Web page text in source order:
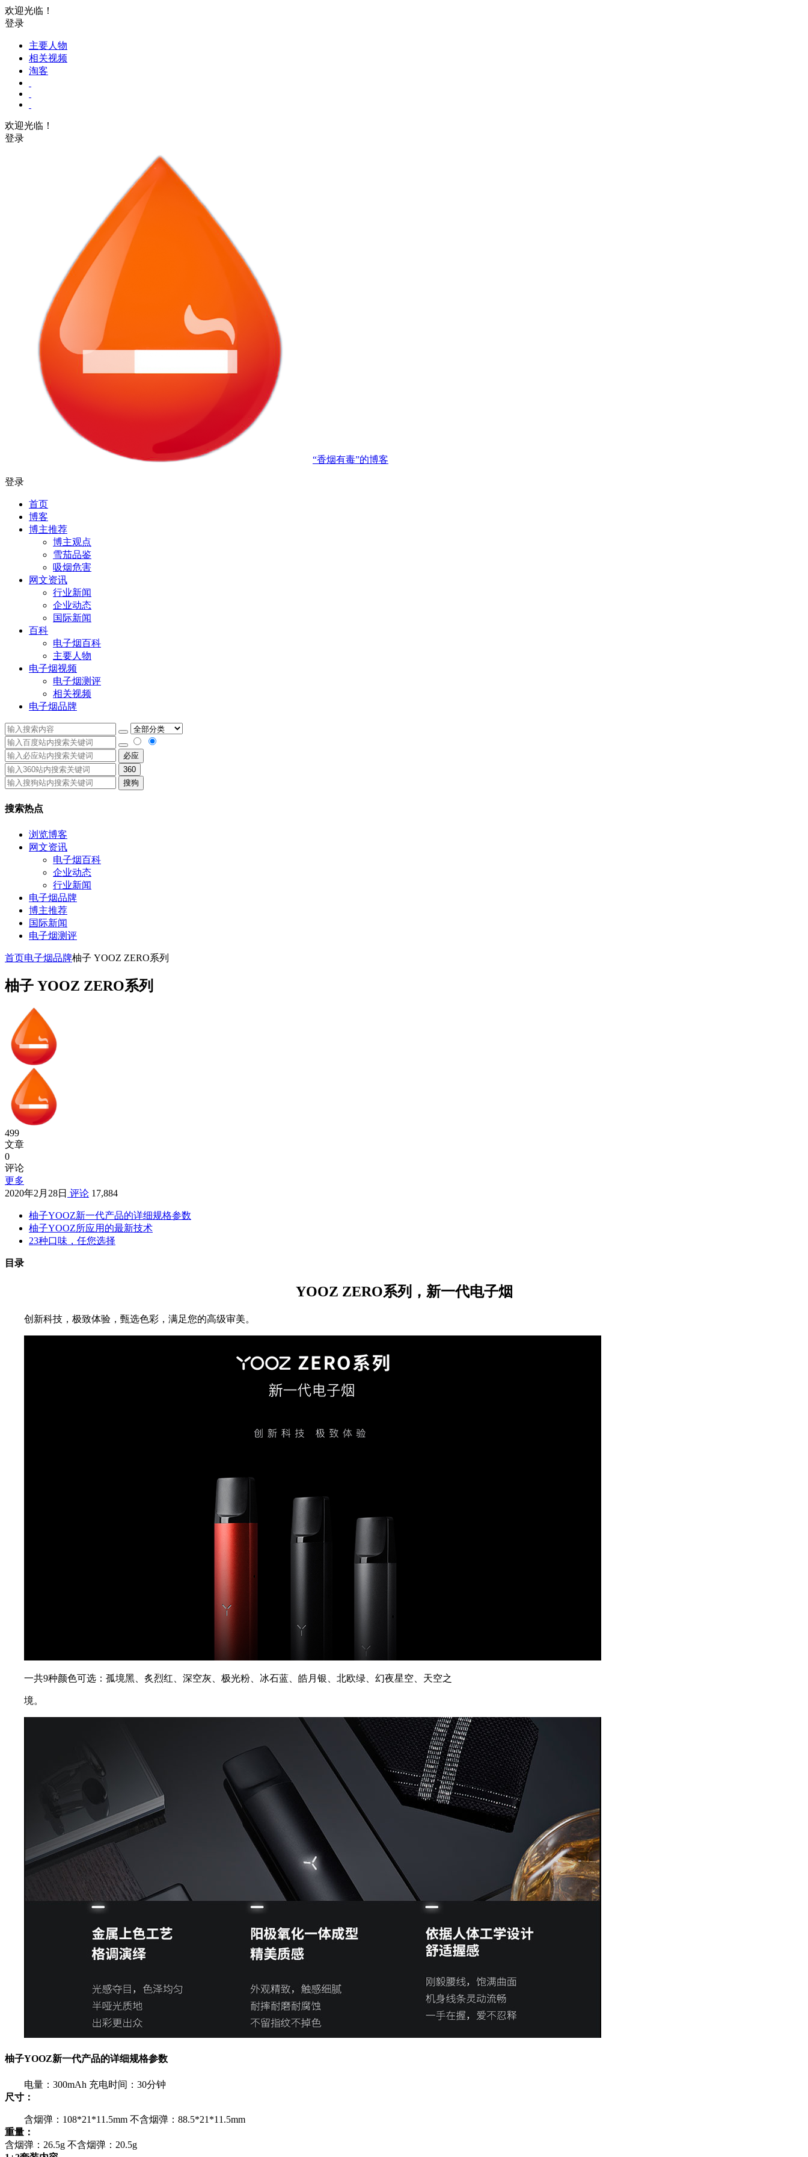
欢迎光临！
登录
主要人物
相关视频
淘客
欢迎光临！
登录
“香烟有毒”的博客
登录
首页
博客
博主推荐
博主观点
雪茄品鉴
吸烟危害
网文资讯
行业新闻
企业动态
国际新闻
百科
电子烟百科
主要人物
电子烟视频
电子烟测评
相关视频
电子烟品牌
必应
360
搜狗
搜索热点
浏览博客
网文资讯
电子烟百科
企业动态
行业新闻
电子烟品牌
博主推荐
国际新闻
电子烟测评
首页电子烟品牌柚子 YOOZ ZERO系列
柚子 YOOZ ZERO系列
499
文章
0
评论
更多
2020年2月28日 评论 17,884
柚子YOOZ新一代产品的详细规格参数
柚子YOOZ所应用的最新技术
23种口味，任您选择
目录
YOOZ ZERO系列，新一代电子烟
创新科技，极致体验，甄选色彩，满足您的高级审美。
一共9种颜色可选：孤境黑、炙烈红、深空灰、极光粉、冰石蓝、皓月银、北欧绿、幻夜星空、天空之
境。
柚子YOOZ新一代产品的详细规格参数
电量：300mAh 充电时间：30分钟
尺寸：
含烟弹：108*21*11.5mm 不含烟弹：88.5*21*11.5mm
重量：
含烟弹：26.5g 不含烟弹：20.5g